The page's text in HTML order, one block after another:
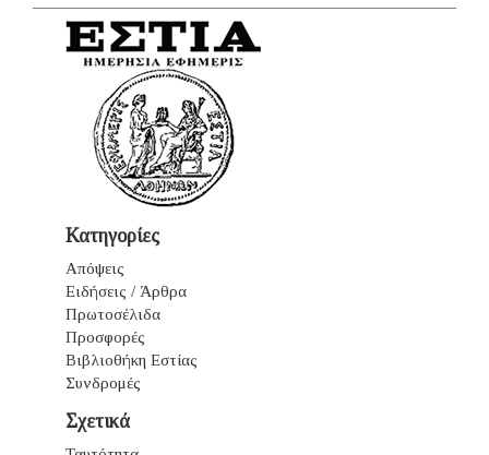
Κατηγορίες
Απόψεις
Ειδήσεις / Άρθρα
Πρωτοσέλιδα
Προσφορές
Βιβλιοθήκη Εστίας
Συνδρομές
Σχετικά